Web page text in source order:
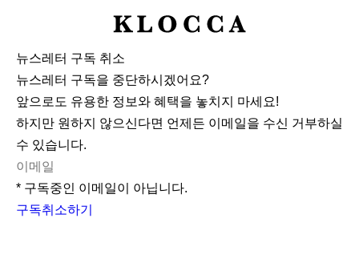
K
O
C
C
A
뉴스레터 구독 취소
뉴스레터 구독을 중단하시겠어요?
앞으로도 유용한 정보와 혜택을 놓치지 마세요!
하지만 원하지 않으신다면 언제든 이메일을 수신 거부하실
수 있습니다.
* 구독중인 이메일이 아닙니다.
구독취소하기